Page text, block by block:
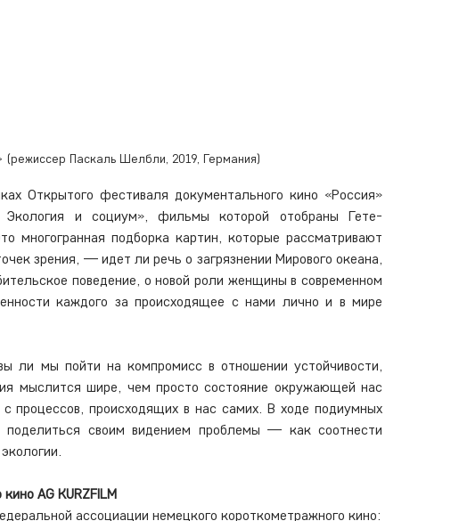
Паскаль Шелбли, 2019, Германия)
Открытого фестиваля документального кино «Россия»
Экология и социум», фильмы которой отобраны Гете-
многогранная подборка картин, которые рассматривают
зрения, — идет ли речь о загрязнении Мирового океана,
поведение, о новой роли женщины в современном
каждого за происходящее с нами лично и в мире
ли мы пойти на компромисс в отношении устойчивости,
мыслится шире, чем просто состояние окружающей нас
процессов, происходящих в нас самих. В ходе подиумных
поделиться своим видением проблемы — как соотнести
AG KURZFILM